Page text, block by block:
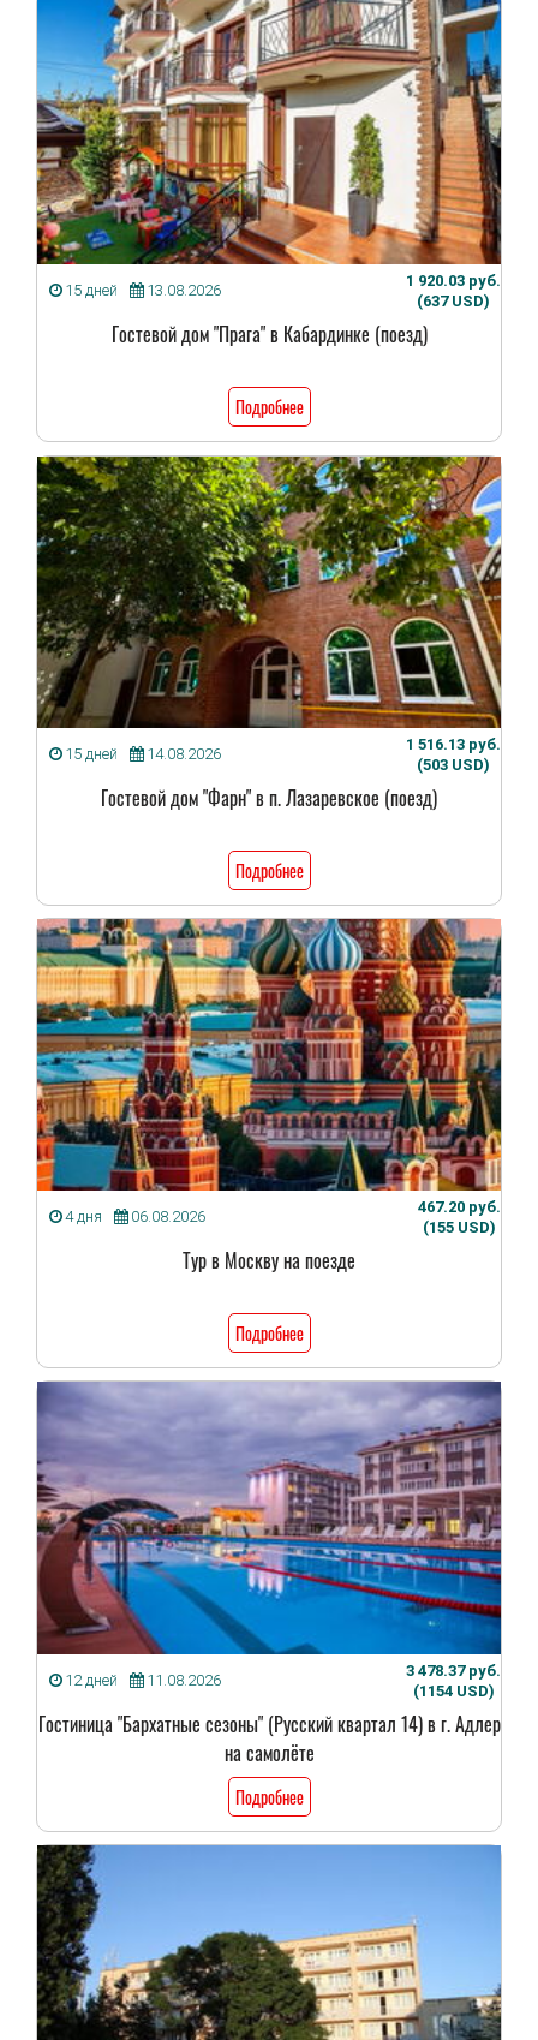
15 дней 13.08.2026
1 920.03 руб.
(637 USD)
Гостевой дом "Прага" в Кабардинке (поезд)
Подробнее
15 дней 14.08.2026
1 516.13 руб.
(503 USD)
Гостевой дом "Фарн" в п. Лазаревское (поезд)
Подробнее
4 дня 06.08.2026
467.20 руб.
(155 USD)
Тур в Москву на поезде
Подробнее
12 дней 11.08.2026
3 478.37 руб.
(1154 USD)
Гостиница "Бархатные сезоны" (Русский квартал 14) в г. Адлер
на самолёте
Подробнее